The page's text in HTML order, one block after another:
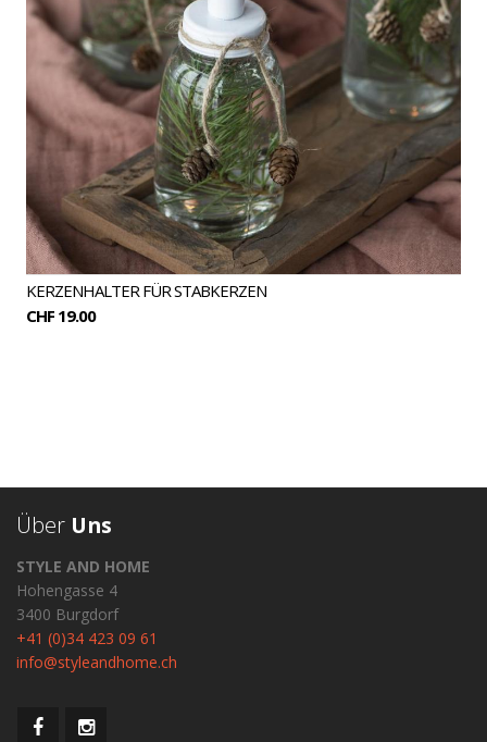
KERZENHALTER FÜR STABKERZEN
CHF 19.00
Über Uns
STYLE AND HOME
Hohengasse 4
3400 Burgdorf
+41 (0)34 423 09 61
info@styleandhome.ch